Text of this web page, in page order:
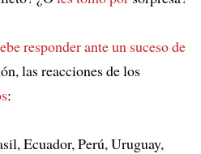
responder ante un suceso de
las reacciones de los
:
Ecuador, Perú, Uruguay,